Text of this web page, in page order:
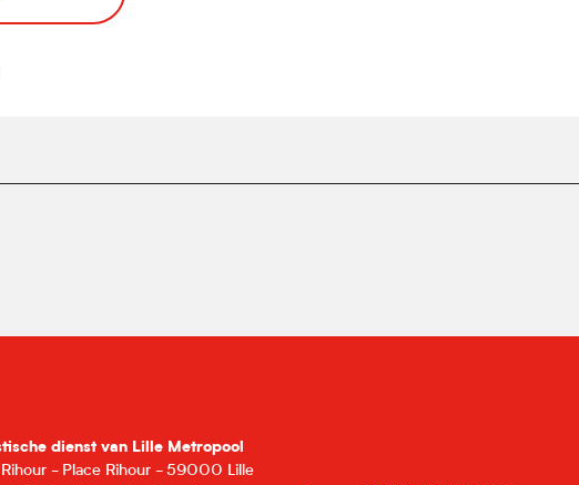
dienst van Lille Metropool
Rihour - Place Rihour - 59000 Lille